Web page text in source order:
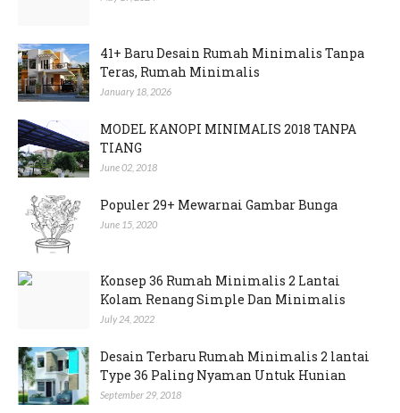
41+ Baru Desain Rumah Minimalis Tanpa
Teras, Rumah Minimalis
January 18, 2026
MODEL KANOPI MINIMALIS 2018 TANPA
TIANG
June 02, 2018
Populer 29+ Mewarnai Gambar Bunga
June 15, 2020
Konsep 36 Rumah Minimalis 2 Lantai
Kolam Renang Simple Dan Minimalis
July 24, 2022
Desain Terbaru Rumah Minimalis 2 lantai
Type 36 Paling Nyaman Untuk Hunian
September 29, 2018